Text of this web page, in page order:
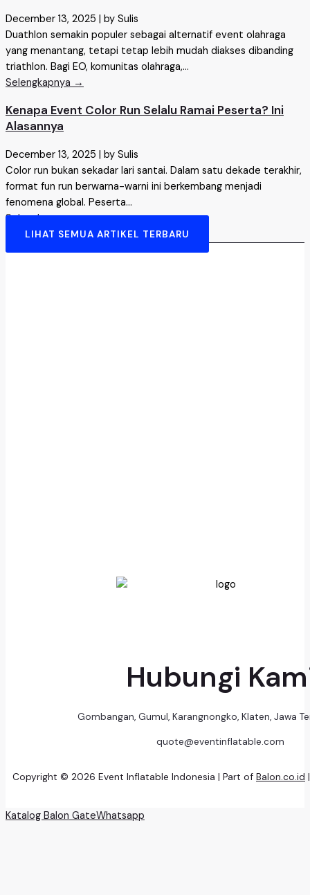
December 13, 2025
by Sulis
Duathlon semakin populer sebagai alternatif event olahraga
yang menantang, tetapi tetap lebih mudah diakses dibanding
triathlon. Bagi EO, komunitas olahraga,...
Selengkapnya →
Kenapa Event Color Run Selalu Ramai Peserta? Ini
Alasannya
December 13, 2025 | by Sulis
Color run bukan sekadar lari santai. Dalam satu dekade terakhir,
format fun run berwarna-warni ini berkembang menjadi
fenomena global. Peserta...
Selengkapnya →
LIHAT SEMUA ARTIKEL TERBARU
Hubungi
Gombangan, Gumul, Karangnongko, Klaten, Jawa
quote@eventinflatable.com
Copyright © 2026 Event Inflatable Indonesia | Part of Balon.co.id
Katalog Balon GateWhatsapp